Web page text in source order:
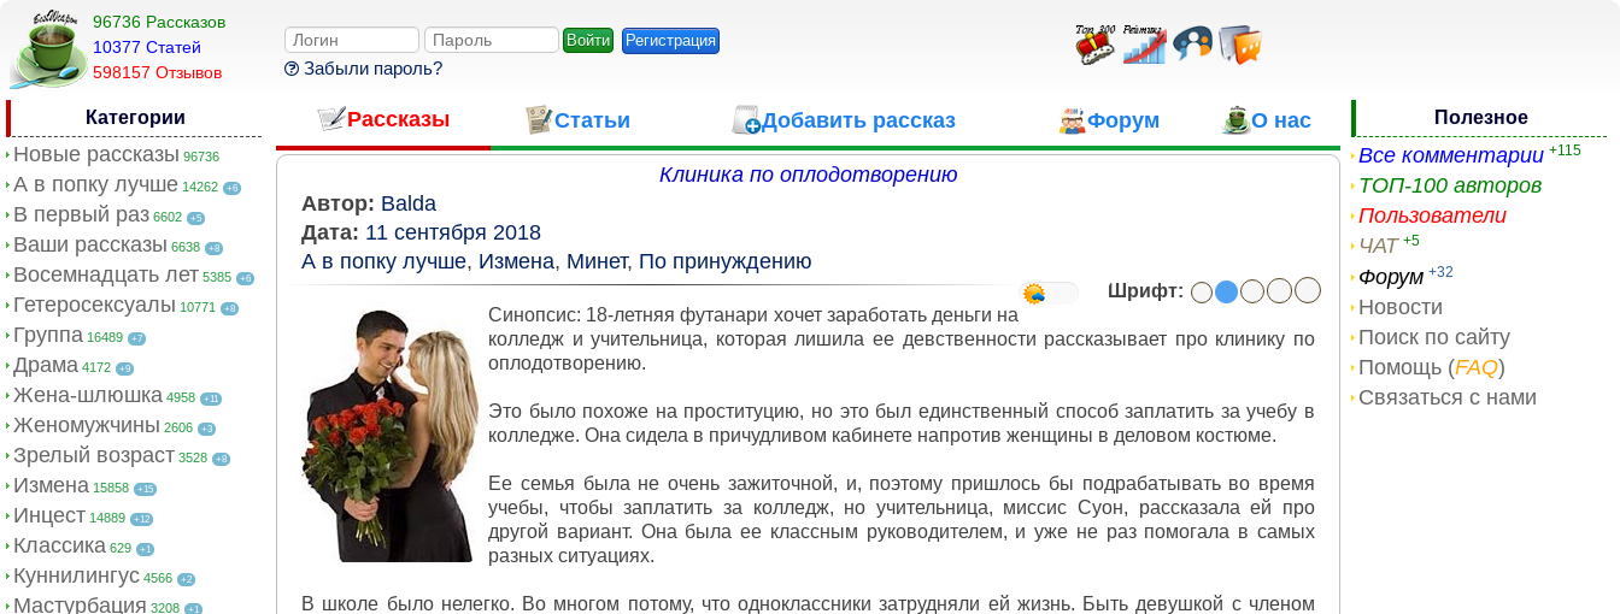
96736 Рассказов
10377 Cтатей
598157 Отзывов
Регистрация
Забыли пароль?
Категории
Новые рассказы 96736
А в попку лучше 14262 +6
В первый раз 6602 +5
Ваши рассказы 6638 +8
Восемнадцать лет 5385 +6
Гетеросексуалы 10771 +8
Группа 16489 +7
Драма 4172 +9
Жена-шлюшка 4958 +11
Женомужчины 2606 +3
Зрелый возраст 3528 +8
Измена 15858 +15
Инцест 14889 +12
Классика 629 +1
Куннилингус 4566 +2
Мастурбация 3208 +1
Рассказы Статьи Добавить рассказ Форум О нас
Клиника по оплодотворению
Автор: Balda
Дата: 11 сентября 2018
А в попку лучше, Измена, Минет, По принуждению
Шрифт:
Синопсис: 18-летняя футанари хочет заработать деньги на
колледж и учительница, которая лишила ее девственности рассказывает про клинику по
оплодотворению.
Это было похоже на проституцию, но это был единственный способ заплатить за учебу в
колледже. Она сидела в причудливом кабинете напротив женщины в деловом костюме.
Ее семья была не очень зажиточной, и, поэтому пришлось бы подрабатывать во время
учебы, чтобы заплатить за колледж, но учительница, миссис Суон, рассказала ей про
другой вариант. Она была ее классным руководителем, и уже не раз помогала в самых
разных ситуациях.
В школе было нелегко. Во многом потому, что одноклассники затрудняли ей жизнь. Быть девушкой с членом
Полезное
Все комментарии +115
ТОП-100 авторов
Пользователи
ЧАТ +5
Форум +32
Новости
Поиск по сайту
Помощь (FAQ)
Связаться с нами